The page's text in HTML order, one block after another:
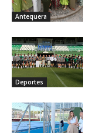
Antequera
Deportes